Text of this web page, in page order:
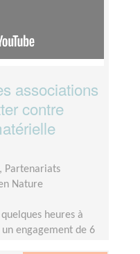
associations
contre
Partenariats
Nature
quelques heures à
engagement de 6